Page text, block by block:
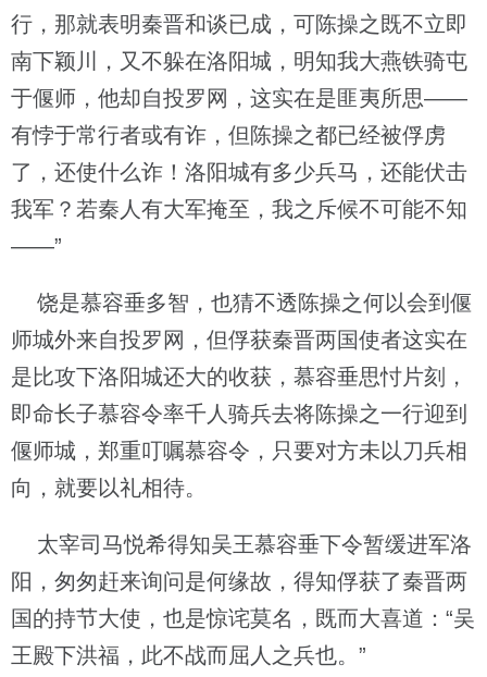
行，那就表明秦晋和谈已成，可陈操之既不立即
南下颖川，又不躲在洛阳城，明知我大燕铁骑屯
于偃师，他却自投罗网，这实在是匪夷所思——
有悖于常行者或有诈，但陈操之都已经被俘虏
了，还使什么诈！洛阳城有多少兵马，还能伏击
我军？若秦人有大军掩至，我之斥候不可能不知
——”
饶是慕容垂多智，也猜不透陈操之何以会到偃
师城外来自投罗网，但俘获秦晋两国使者这实在
是比攻下洛阳城还大的收获，慕容垂思忖片刻，
即命长子慕容令率千人骑兵去将陈操之一行迎到
偃师城，郑重叮嘱慕容令，只要对方未以刀兵相
向，就要以礼相待。
太宰司马悦希得知吴王慕容垂下令暂缓进军洛
阳，匆匆赶来询问是何缘故，得知俘获了秦晋两
国的持节大使，也是惊诧莫名，既而大喜道：“吴
王殿下洪福，此不战而屈人之兵也。”